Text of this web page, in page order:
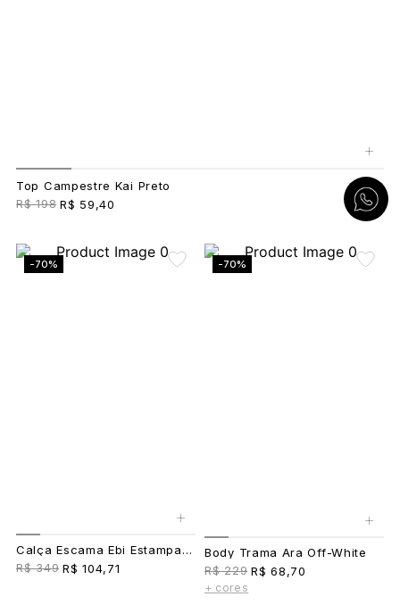
+
Top Campestre Kai Preto
R$ 198 R$ 59,40
-70%
+
Calça Escama Ebi Estampado
R$ 349 R$ 104,71
-70%
+
Body Trama Ara Off-White
R$ 229 R$ 68,70
+ cores